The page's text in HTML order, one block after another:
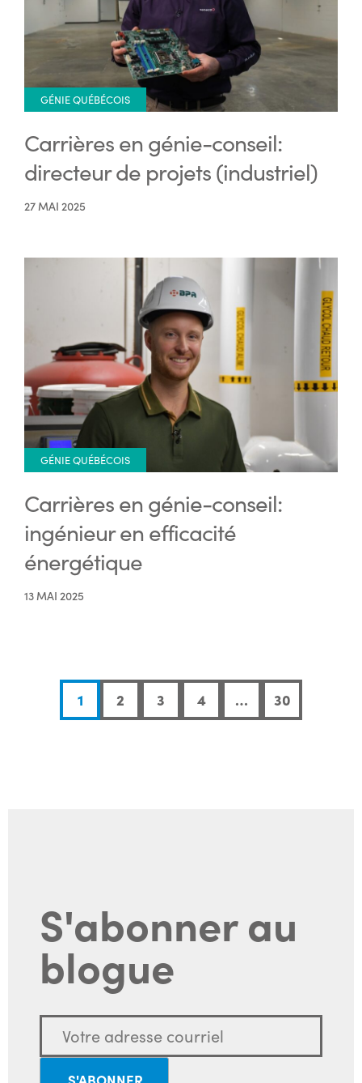
GÉNIE QUÉBÉCOIS
Carrières en génie-conseil:
directeur de projets (industriel)
27 MAI 2025
GÉNIE QUÉBÉCOIS
Carrières en génie-conseil:
ingénieur en efficacité
énergétique
13 MAI 2025
1 2 3 4 … 30
S'abonner au
blogue